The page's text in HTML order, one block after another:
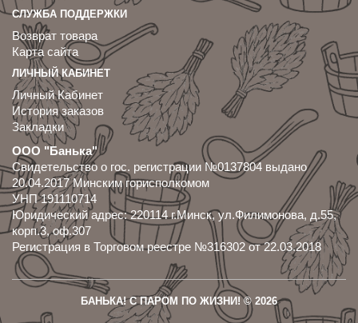
СЛУЖБА ПОДДЕРЖКИ
Возврат товара
Карта сайта
ЛИЧНЫЙ КАБИНЕТ
Личный Кабинет
История заказов
Закладки
ООО "Банька"
Свидетельство о гос. регистрации №0137804 выдано
20.04.2017 Минским горисполкомом
УНП 191110714
Юридический адрес: 220114 г.Минск, ул.Филимонова, д.55,
корп.3, оф.307
Регистрация в Торговом реестре №316302 от 22.03.2018
БАНЬКА! С ПАРОМ ПО ЖИЗНИ! © 2026